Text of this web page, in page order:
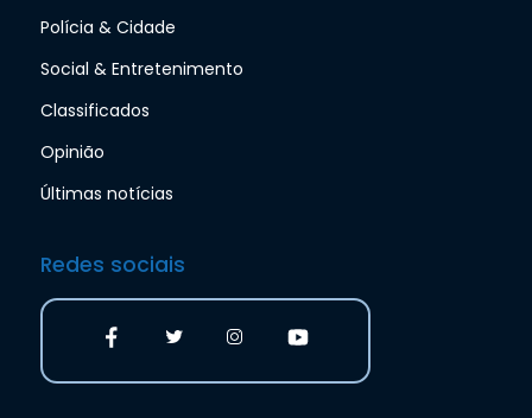
Polícia & Cidade
Social & Entretenimento
Classificados
Opinião
Últimas notícias
Redes sociais